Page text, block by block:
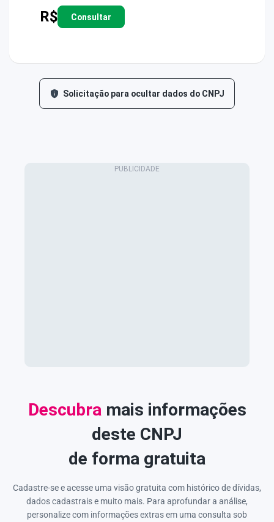
R$ Consultar
Solicitação para ocultar dados do CNPJ
Descubramais informações
deste CNPJ
de forma gratuita
Cadastre-se e acesse uma visão gratuita com histórico de dívidas,
dados cadastrais e muito mais. Para aprofundar a análise,
personalize com informações extras em uma consulta sob